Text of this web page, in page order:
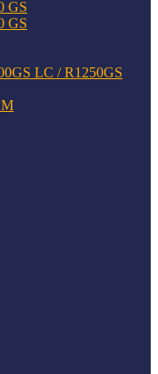
GS
GS
LC / R1250GS